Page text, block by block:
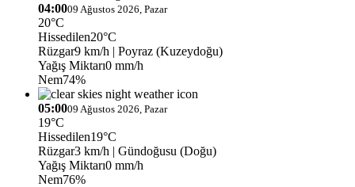
04:0009 Ağustos 2026, Pazar
20°C
Hissedilen20°C
Rüzgar9 km/h | Poyraz (Kuzeydoğu)
Yağış Miktarı0 mm/h
Nem74%
05:0009 Ağustos 2026, Pazar
19°C
Hissedilen19°C
Rüzgar3 km/h | Gündoğusu (Doğu)
Yağış Miktarı0 mm/h
Nem76%